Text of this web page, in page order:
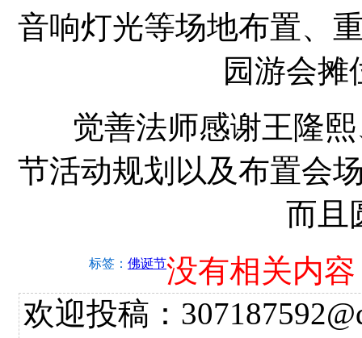
音响灯光等场地布置、
园游会摊
觉善法师感谢王隆熙
节活动规划以及布置会
而且
标签： 佛诞节没有相关内容
欢迎投稿：